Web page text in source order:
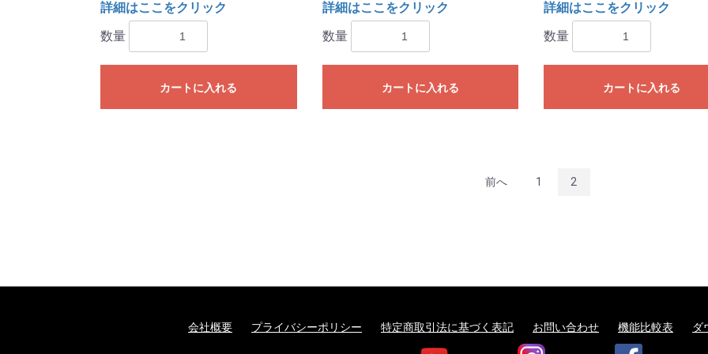
詳細はここをクリック
数量
カートに入れる
詳細はここをクリック
数量
カートに入れる
詳細はここをクリック
数量
カートに入れる
前へ 1 2
会社概要 プライバシーポリシー 特定商取引法に基づく表記 お問い合わせ 機能比較表 ダ